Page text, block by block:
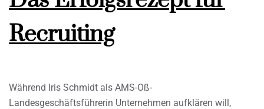
Recruiting
Während Iris Schmidt als AMS-Oß-
Landesgeschäftsführerin Unternehmen aufklären will,